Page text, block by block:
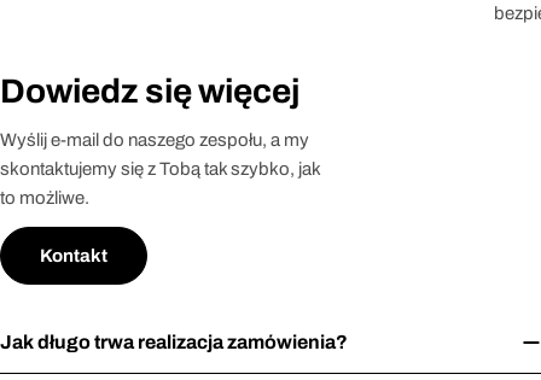
Dowiedz się więcej
Wyślij e-mail do naszego zespołu, a my
skontaktujemy się z Tobą tak szybko, jak
to możliwe.
Kontakt
Jak długo trwa realizacja zamówienia?